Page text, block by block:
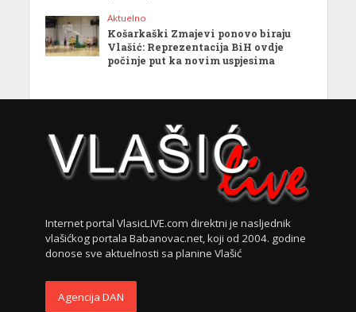
Aktuelno
Košarkaški Zmajevi ponovo biraju
Vlašić: Reprezentacija BiH ovdje
počinje put ka novim uspjesima
Internet portal VlasicLIVE.com direktni je nasljednik
vlašićkog portala Babanovac.net, koji od 2004. godine
donose sve aktuelnosti sa planine Vlašić
Agencija DAN